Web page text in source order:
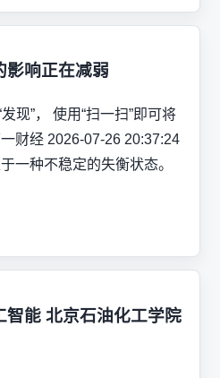
影响正在减弱
现”， 使用“扫一扫”即可将
财经 2026-07-26 20:37:24
一种不稳定的失衡状态。
智能 北京石油化工学院